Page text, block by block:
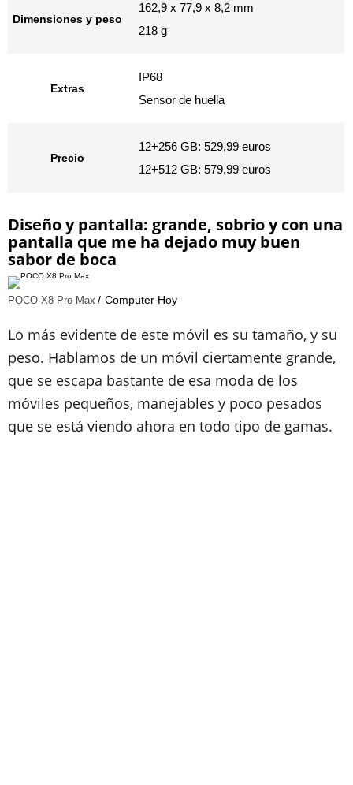
Dimensiones y peso
162,9 x 77,9 x 8,2 mm
218 g
Extras
IP68
​Sensor de huella
Precio
12+256 GB: 529,99 euros
​12+512 GB: 579,99 euros
Diseño y pantalla: grande, sobrio y con una
pantalla que me ha dejado muy buen
sabor de boca
POCO X8 Pro Max Computer Hoy
Lo más evidente de este móvil es su tamaño, y su
peso. Hablamos de un móvil ciertamente grande,
que se escapa bastante de esa moda de los
móviles pequeños, manejables y poco pesados
que se está viendo ahora en todo tipo de gamas.